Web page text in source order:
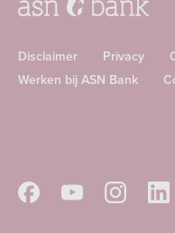
Disclaimer Privacy
Werken bij ASN Bank
in
in
Volg
Volg
Volg